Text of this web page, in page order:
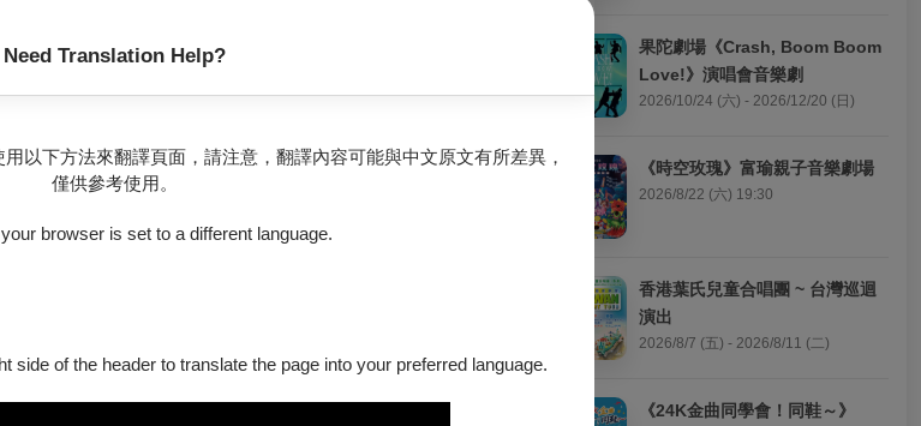
Need Translation Help?
以下方法來翻譯頁面，請注意，翻譯內容可能與中文原文有所差異，
僅供參考使用。
browser is set to a different language.
side of the header to translate the page into your preferred language.
覬覦杜妻，逼周仁獻人。周仁妻馮素蕙代行赴嚴府，刺殺未
婦悔悟，厚待周仁。
楊排風挺身請戰，先後擊敗孟良、焦贊，眾皆服其能。隨楊
土京劇、崑曲兼擅的專業表演團隊，本校復興京劇團從無數
行，為臺灣京劇與崑曲的發展與藝術風貌注入活力。
果陀劇場《Crash, Boom Boom
Love!》演唱會音樂劇
2026/10/24 (六) - 2026/12/20 (日)
《時空玫瑰》富瑜親子音樂劇場
2026/8/22 (六) 19:30
香港葉氏兒童合唱團 ~ 台灣巡迴
演出
2026/8/7 (五) - 2026/8/11 (二)
《24K金曲同學會！同鞋～》